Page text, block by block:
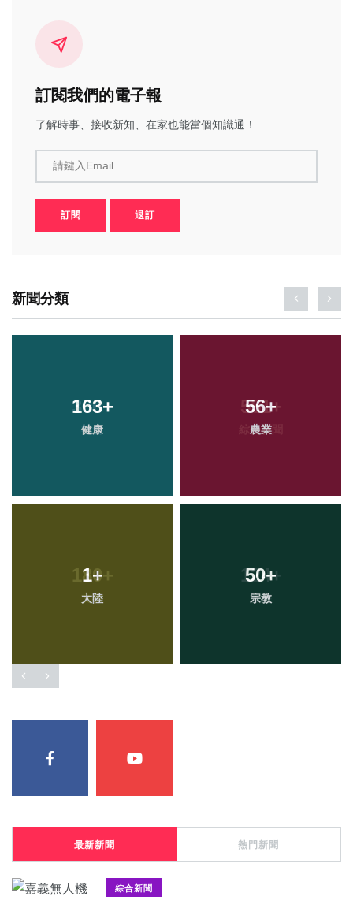
訂閱我們的電子報
了解時事、接收新知、在家也能當個知識通！
請鍵入Email
訂閱 退訂
新聞分類
163+
健康
56+
農業
1+
大陸
50+
宗教
最新新聞 熱門新聞
綜合新聞